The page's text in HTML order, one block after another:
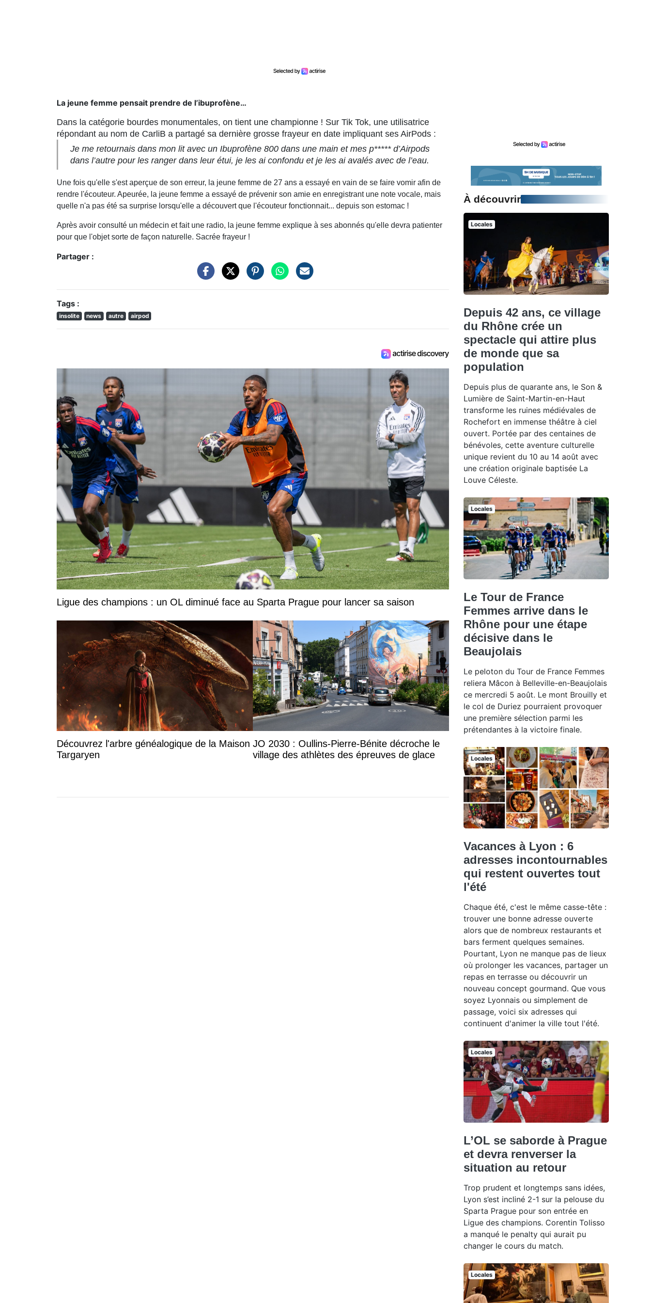
La jeune femme pensait prendre de l’ibuprofène…
Dans la catégorie bourdes monumentales, on tient une championne ! Sur Tik Tok, une utilisatrice
répondant au nom de CarliB a partagé sa dernière grosse frayeur en date impliquant ses AirPods :
Je me retournais dans mon lit avec un Ibuprofène 800 dans une main et mes p***** d’Airpods
dans l’autre pour les ranger dans leur étui, je les ai confondu et je les ai avalés avec de l’eau.
Une fois qu'elle s'est aperçue de son erreur, la jeune femme de 27 ans a essayé en vain de se faire vomir afin de
rendre l'écouteur. Apeurée, la jeune femme a essayé de prévenir son amie en enregistrant une note vocale, mais
quelle n'a pas été sa surprise lorsqu'elle a découvert que l'écouteur fonctionnait... depuis son estomac !
Après avoir consulté un médecin et fait une radio, la jeune femme explique à ses abonnés qu'elle devra patienter
pour que l'objet sorte de façon naturelle. Sacrée frayeur !
Partager :
Tags :
insolite news autre airpod
Ligue des champions : un OL diminué face au Sparta Prague pour lancer sa saison
Découvrez l'arbre généalogique de la Maison
Targaryen
JO 2030 : Oullins-Pierre-Bénite décroche le
village des athlètes des épreuves de glace
À découvrir
Locales
Depuis 42 ans, ce village
du Rhône crée un
spectacle qui attire plus
de monde que sa
population
Depuis plus de quarante ans, le Son &
Lumière de Saint-Martin-en-Haut
transforme les ruines médiévales de
Rochefort en immense théâtre à ciel
ouvert. Portée par des centaines de
bénévoles, cette aventure culturelle
unique revient du 10 au 14 août avec
une création originale baptisée La
Louve Céleste.
Locales
Le Tour de France
Femmes arrive dans le
Rhône pour une étape
décisive dans le
Beaujolais
Le peloton du Tour de France Femmes
reliera Mâcon à Belleville-en-Beaujolais
ce mercredi 5 août. Le mont Brouilly et
le col de Duriez pourraient provoquer
une première sélection parmi les
prétendantes à la victoire finale.
Locales
Vacances à Lyon : 6
adresses incontournables
qui restent ouvertes tout
l'été
Chaque été, c'est le même casse-tête :
trouver une bonne adresse ouverte
alors que de nombreux restaurants et
bars ferment quelques semaines.
Pourtant, Lyon ne manque pas de lieux
où prolonger les vacances, partager un
repas en terrasse ou découvrir un
nouveau concept gourmand. Que vous
soyez Lyonnais ou simplement de
passage, voici six adresses qui
continuent d'animer la ville tout l'été.
Locales
L’OL se saborde à Prague
et devra renverser la
situation au retour
Trop prudent et longtemps sans idées,
Lyon s’est incliné 2-1 sur la pelouse du
Sparta Prague pour son entrée en
Ligue des champions. Corentin Tolisso
a manqué le penalty qui aurait pu
changer le cours du match.
Locales